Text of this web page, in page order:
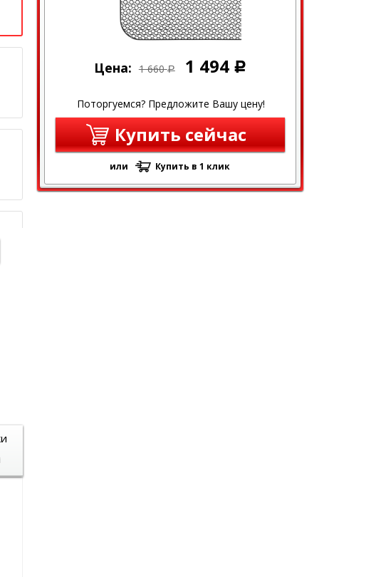
Цена: 1 660 Р 1 494 Р
Поторгуемся? Предложите Вашу цену!
Купить сейчас
или Купить в 1 клик